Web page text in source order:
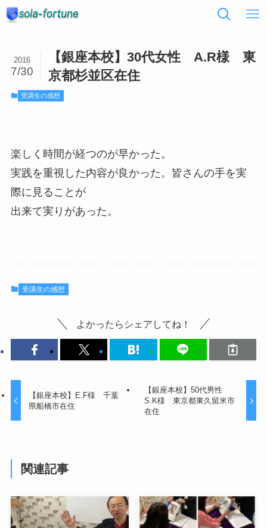
【銀座本校】30代女性 A.R様 東
京都杉並区在住
2016
7/30
受講生の感想
楽しく時間が経つのが早かった。
実践を重視した内容が良かった。皆さんの手を実
際に見ることが
出来て実りがあった。
受講生の感想
よかったらシェアしてね！
【銀座本校】E.F様 千葉
県船橋市在住
【銀座本校】50代男性
S.K様 東京都東久留米市
在住
関連記事